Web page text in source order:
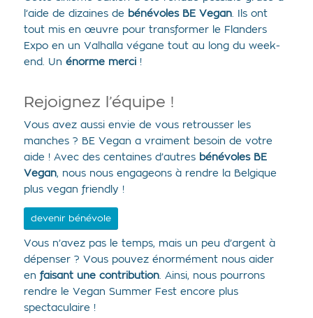
l’aide de dizaines de bénévoles BE Vegan. Ils ont
tout mis en œuvre pour transformer le Flanders
Expo en un Valhalla végane tout au long du week-
end. Un énorme merci !
Rejoignez l’équipe !
Vous avez aussi envie de vous retrousser les
manches ? BE Vegan a vraiment besoin de votre
aide ! Avec des centaines d’autres bénévoles BE
Vegan, nous nous engageons à rendre la Belgique
plus vegan friendly !
devenir bénévole
Vous n’avez pas le temps, mais un peu d’argent à
dépenser ? Vous pouvez énormément nous aider
en faisant une contribution. Ainsi, nous pourrons
rendre le Vegan Summer Fest encore plus
spectaculaire !